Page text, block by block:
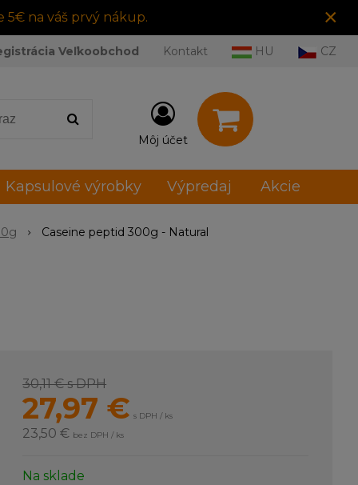
5€ na váš prvý nákup. ×
Veľkoobchod Kontakt HU CZ
Môj účet
Kapsulové výrobky Výpredaj Akcie
Caseine peptid 300g - Natural
30,11 €s DPH
27,97 € s DPH / ks
23,50 € bez DPH / ks
Na sklade